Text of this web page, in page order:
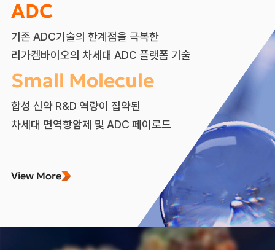
ADC
기존 ADC기술의 한계점을 극복한
리가켐바이오의 차세대 ADC 플랫폼 기술
Small Molecule
합성 신약 R&D 역량이 집약된
차세대 면역항암제 및 ADC 페이로드
View More